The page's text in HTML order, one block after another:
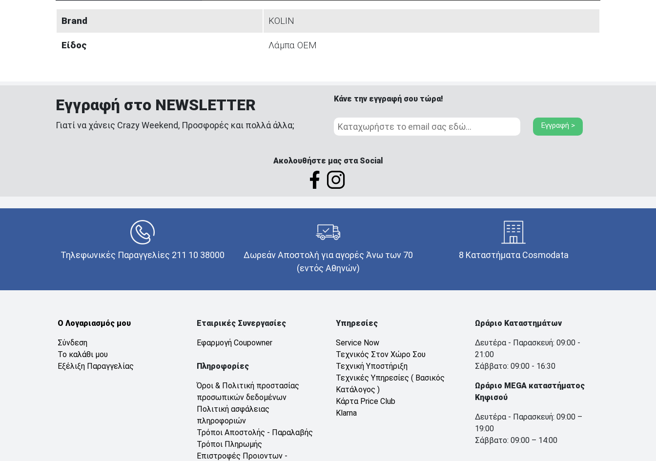
Brand KOLIN
Είδος Λάμπα ΟΕΜ
Εγγραφή στο NEWSLETTER
Γιατί να χάνεις Crazy Weekend, Προσφορές και πολλά άλλα;
Κάνε την εγγραφή σου τώρα!
Εγγραφή >
Ακολουθήστε μας στα Social
Τηλεφωνικές Παραγγελίες 211 10 38000
Δωρεάν Αποστολή για αγορές Άνω των 70
(εντός Αθηνών)
8 Καταστήματα Cosmodata
Ο Λογαριασμός μου
Σύνδεση
Το καλάθι μου
Εξέλιξη Παραγγελίας
Εταιρικές Συνεργασίες
Εφαρμογή Coupowner
Πληροφορίες
Όροι & Πολιτική προστασίας
προσωπικών δεδομένων
Πολιτική ασφάλειας
πληροφοριών
Τρόποι Αποστολής - Παραλαβής
Τρόποι Πληρωμής
Επιστροφές Προιοντων -
Υπηρεσίες
Service Now
Τεχνικός Στον Χώρο Σου
Τεχνική Υποστήριξη
Τεχνικές Υπηρεσίες ( Βασικός
Κατάλογος )
Κάρτα Price Club
Klarna
Ωράριο Καταστημάτων
Δευτέρα - Παρασκευή: 09:00 -
21:00
Σάββατο: 09:00 - 16:30
Ωράριο MEGA καταστήματος
Κηφισού
Δευτέρα - Παρασκευή: 09:00 –
19:00
Σάββατο: 09:00 – 14:00